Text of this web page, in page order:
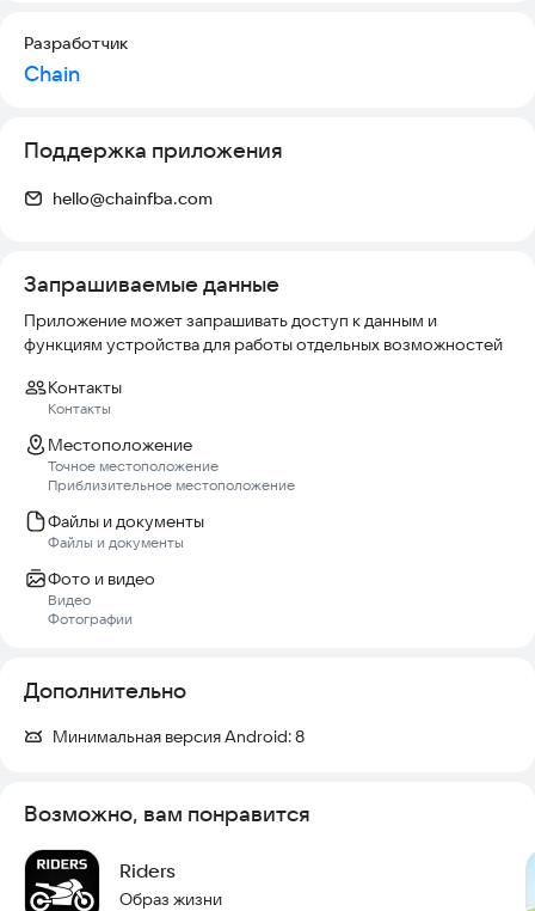
CHAIN создано байкерами для байкеров.
Сообщество единомышленников на дороге.
Разработчик
Chain
Поддержка приложения
hello@chainfba.com
Запрашиваемые данные
Приложение может запрашивать доступ к данным и
функциям устройства для работы отдельных возможностей
Контакты
Контакты
Местоположение
Точное местоположение
Приблизительное местоположение
Файлы и документы
Файлы и документы
Фото и видео
Видео
Фотографии
Дополнительно
Минимальная версия Android:8
Возможно, вам понравится
Riders
Образ жизни